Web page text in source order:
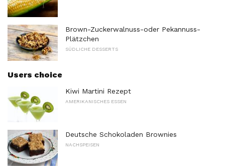
Brown-Zuckerwalnuss-oder Pekannuss-
Plätzchen
SÜDLICHE DESSERTS
Users choice
Kiwi Martini Rezept
AMERIKANISCHES ESSEN
Deutsche Schokoladen Brownies
NACHSPEISEN